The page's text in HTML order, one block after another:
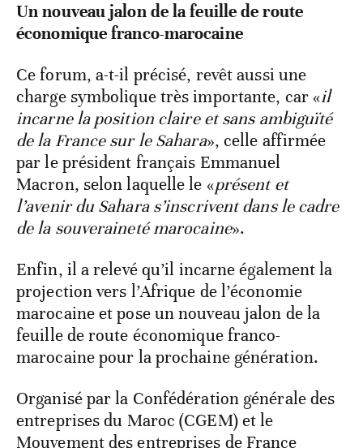
Un nouveau jalon de la feuille de route
économique franco-marocaine
Ce forum, a-t-il précisé, revêt aussi une
charge symbolique très importante, car «il
incarne la position claire et sans ambiguïté
de la France sur le Sahara», celle affirmée
par le président français Emmanuel
Macron, selon laquelle le «présent et
l’avenir du Sahara s’inscrivent dans le cadre
de la souveraineté marocaine».
Enfin, il a relevé qu’il incarne également la
projection vers l’Afrique de l’économie
marocaine et pose un nouveau jalon de la
feuille de route économique franco-
marocaine pour la prochaine génération.
Organisé par la Confédération générale des
entreprises du Maroc (CGEM) et le
Mouvement des entreprises de France